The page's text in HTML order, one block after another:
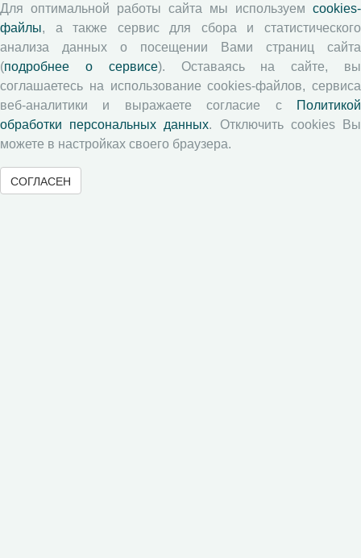
Согласие на обработку персональных данных
Авторские права
Рецензентам
Памятка рецензенту
Положение о рецензировании
Форма рецензии
Для оптимальной работы сайта мы используем cookies-
файлы, а также сервис для сбора и статистического
анализа данных о посещении Вами страниц сайта
(подробнее о сервисе). Оставаясь на сайте, вы
соглашаетесь на использование cookies-файлов, сервиса
веб-аналитики и выражаете согласие с
Политикой
обработки персональных данных. Отключить cookies Вы
можете в настройках своего браузера.
СОГЛАСЕН